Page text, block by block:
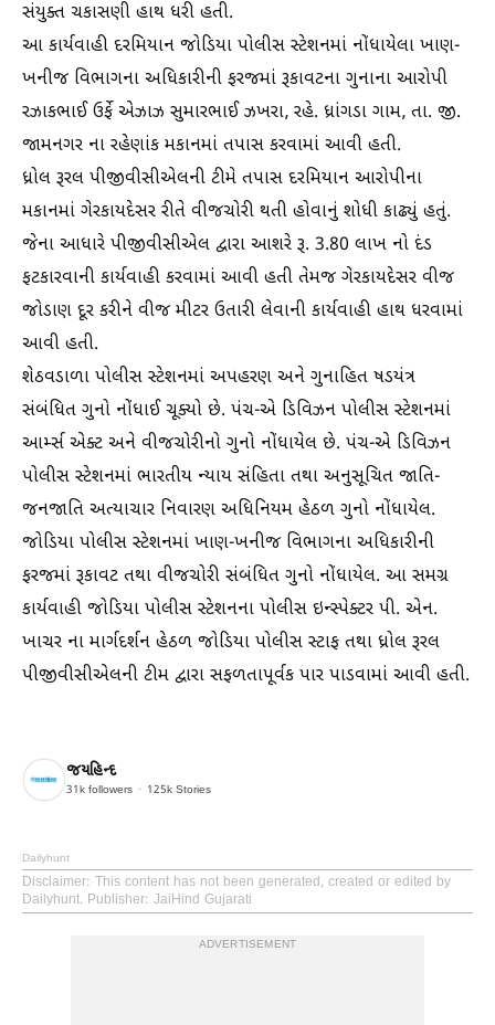
સંયુક્ત ચકાસણી હાથ ધરી હતી.
આ કાર્યવાહી દરમિયાન જોડિયા પોલીસ સ્ટેશનમાં નોંધાયેલા ખાણ-
ખનીજ વિભાગના અધિકારીની ફરજમાં રૂકાવટના ગુનાના આરોપી
રઝાકભાઈ ઉર્ફે એઝાઝ સુમારભાઈ ઝખરા, રહે. ધ્રાંગડા ગામ, તા. જી.
જામનગર ના રહેણાંક મકાનમાં તપાસ કરવામાં આવી હતી.
ધ્રોલ રૂરલ પીજીવીસીએલની ટીમે તપાસ દરમિયાન આરોપીના
મકાનમાં ગેરકાયદેસર રીતે વીજચોરી થતી હોવાનું શોધી કાઢ્યું હતું.
જેના આધારે પીજીવીસીએલ દ્વારા આશરે રૂ. 3.80 લાખ નો દંડ
ફટકારવાની કાર્યવાહી કરવામાં આવી હતી તેમજ ગેરકાયદેસર વીજ
જોડાણ દૂર કરીને વીજ મીટર ઉતારી લેવાની કાર્યવાહી હાથ ધરવામાં
આવી હતી.
શેઠવડાળા પોલીસ સ્ટેશનમાં અપહરણ અને ગુનાહિત ષડયંત્ર
સંબંધિત ગુનો નોંધાઈ ચૂક્યો છે. પંચ-એ ડિવિઝન પોલીસ સ્ટેશનમાં
આર્મ્સ એક્ટ અને વીજચોરીનો ગુનો નોંધાયેલ છે. પંચ-એ ડિવિઝન
પોલીસ સ્ટેશનમાં ભારતીય ન્યાય સંહિતા તથા અનુસૂચિત જાતિ-
જનજાતિ અત્યાચાર નિવારણ અધિનિયમ હેઠળ ગુનો નોંધાયેલ.
જોડિયા પોલીસ સ્ટેશનમાં ખાણ-ખનીજ વિભાગના અધિકારીની
ફરજમાં રૂકાવટ તથા વીજચોરી સંબંધિત ગુનો નોંધાયેલ. આ સમગ્ર
કાર્યવાહી જોડિયા પોલીસ સ્ટેશનના પોલીસ ઇન્સ્પેક્ટર પી. એન.
ખાચર ના માર્ગદર્શન હેઠળ જોડિયા પોલીસ સ્ટાફ તથા ધ્રોલ રૂરલ
પીજીવીસીએલની ટીમ દ્વારા સફળતાપૂર્વક પાર પાડવામાં આવી હતી.
જયહિન્દ
31k followers 125k Stories
Dailyhunt
Disclaimer: This content has not been generated, created or edited by
Dailyhunt. Publisher: JaiHind Gujarati
ADVERTISEMENT